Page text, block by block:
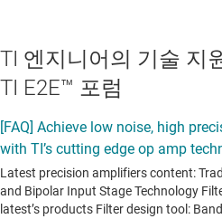
TI 엔지니어의 기술 지
TI E2E™ 포럼